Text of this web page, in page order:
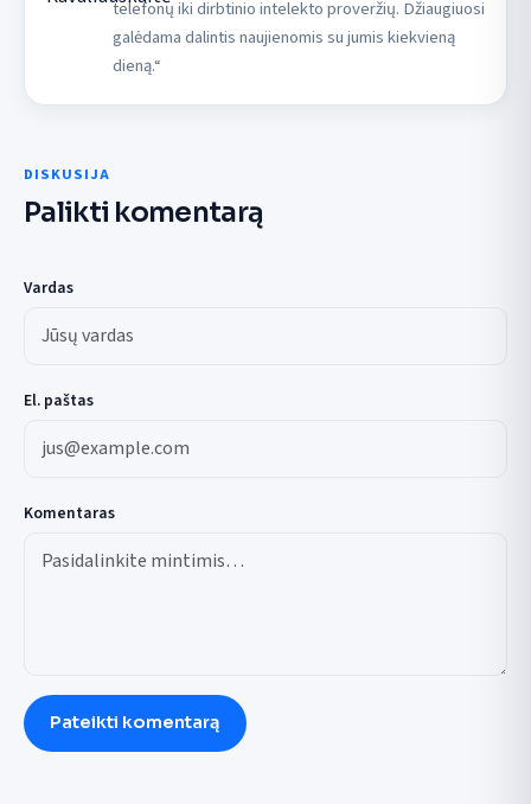
telefonų iki dirbtinio intelekto proveržių. Džiaugiuosi
galėdama dalintis naujienomis su jumis kiekvieną
dieną.“
DISKUSIJA
Palikti komentarą
Vardas
El. paštas
Komentaras
Pateikti komentarą